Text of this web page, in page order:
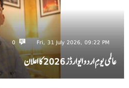
Fri, 31 July 2026, 09:22 PM
0
عالمی یومِ اردو ایوارڈز 2026 کا اعلان